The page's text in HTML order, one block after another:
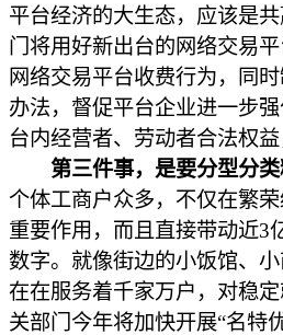
平台经济的大生态，应该是
门将用好新出台的网络交易
网络交易平台收费行为，同
办法，督促平台企业进一步
台内经营者、劳动者合法权益
第三件事，是要分型分
个体工商户众多，不仅在繁
重要作用，而且直接带动近3
数字。就像街边的小饭馆、
在在服务着千家万户，对稳
关部门今年将加快开展“名特